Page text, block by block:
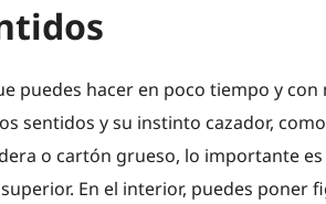
puedes hacer en poco tiempo y
sentidos y su instinto cazador,
o cartón grueso, lo importante
En el interior, puedes poner